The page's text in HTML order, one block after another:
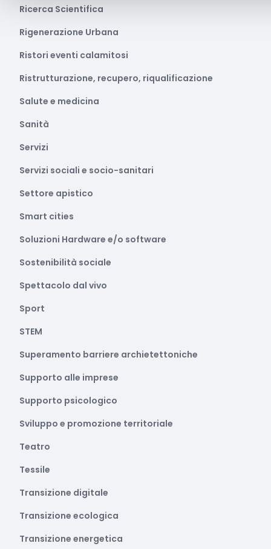
Ricerca Scientifica
Rigenerazione Urbana
Ristori eventi calamitosi
Ristrutturazione, recupero, riqualificazione
Salute e medicina
Sanità
Servizi
Servizi sociali e socio-sanitari
Settore apistico
Smart cities
Soluzioni Hardware e/o software
Sostenibilità sociale
Spettacolo dal vivo
Sport
STEM
Superamento barriere archietettoniche
Supporto alle imprese
Supporto psicologico
Sviluppo e promozione territoriale
Teatro
Tessile
Transizione digitale
Transizione ecologica
Transizione energetica